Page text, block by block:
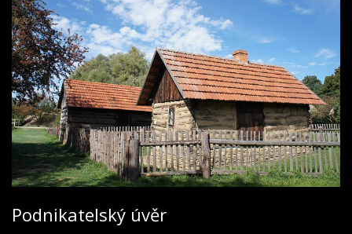
Podnikatelský úvěr